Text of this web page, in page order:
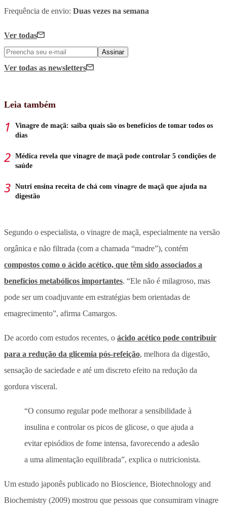
Frequência de envio: Duas vezes na semana
Ver todas
Assinar
Ver todas as newsletters
Leia também
Vinagre de maçã: saiba quais são os benefícios de tomar todos os
dias
Médica revela que vinagre de maçã pode controlar 5 condições de
saúde
Nutri ensina receita de chá com vinagre de maçã que ajuda na
digestão
Segundo o especialista, o vinagre de maçã, especialmente na versão
orgânica e não filtrada (com a chamada “madre”), contém
compostos como o ácido acético, que têm sido associados a
benefícios metabólicos importantes. “Ele não é milagroso, mas
pode ser um coadjuvante em estratégias bem orientadas de
emagrecimento”, afirma Camargos.
De acordo com estudos recentes, o ácido acético pode contribuir
para a redução da glicemia pós-refeição, melhora da digestão,
sensação de saciedade e até um discreto efeito na redução da
gordura visceral.
“O consumo regular pode melhorar a sensibilidade à
insulina e controlar os picos de glicose, o que ajuda a
evitar episódios de fome intensa, favorecendo a adesão
a uma alimentação equilibrada”, explica o nutricionista.
Um estudo japonês publicado no Bioscience, Biotechnology and
Biochemistry (2009) mostrou que pessoas que consumiram vinagre